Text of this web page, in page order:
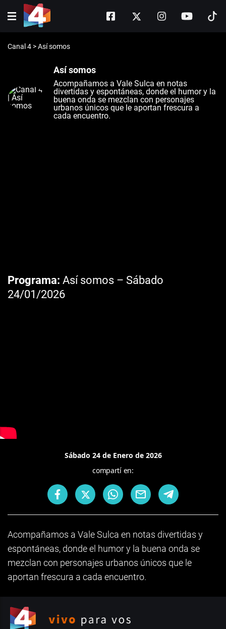
Canal 4 >Así somos
Así somos
Acompañamos a Vale Sulca en notas
divertidas y espontáneas, donde el humor y la
buena onda se mezclan con personajes
urbanos únicos que le aportan frescura a
cada encuentro.
Programa Así somos – Sábado
24/01/2026
Sábado 24 de Enero de 2026
compartí en:
Acompañamos a Vale Sulca en notas divertidas y
espontáneas, donde el humor y la buena onda se
mezclan con personajes urbanos únicos que le
aportan frescura a cada encuentro.